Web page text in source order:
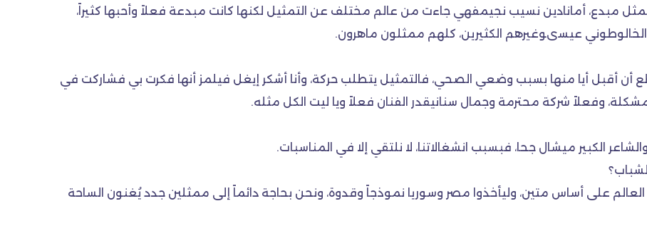
مبدع، أمانادين نسيب نجيمفهي جاءت من عالم مختلف عن التمثيل لكنها كانت مبدعة فعلاً وأحبها كثيراً،
الخالوطوني عيسىوغيرهم الكثيرين، كلهم ممثلون ماهرون.
أن أقبل أيا منها بسبب وضعي الصحي، فالتمثيل يتطلب حركة، وأنا أشكر إيغل فيلمز أنها فكرت بي فشاركت في
وفعلاً شركة محترمة وجمال سنانيقدر الفنان فعلاً ويا ليت الكل مثله.
الكبير ميشال جحا، فبسبب انشغالاتنا، لا نلتقي إلا في المناسبات.
العالم على أساس متين، وليأخذوا مصر وسوريا نموذجاً وقدوة، ونحن بحاجة دائماً إلى ممثلين جدد يُغنون الساحة